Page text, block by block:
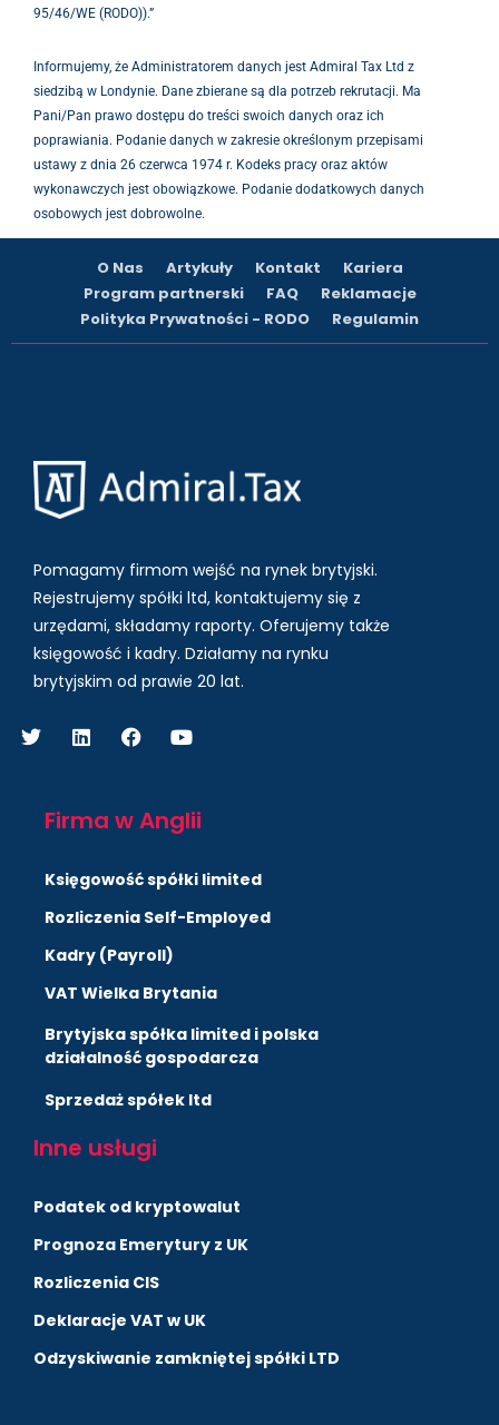
95/46/WE (RODO)).”
Informujemy, że Administratorem danych jest Admiral Tax Ltd z
siedzibą w Londynie. Dane zbierane są dla potrzeb rekrutacji. Ma
Pani/Pan prawo dostępu do treści swoich danych oraz ich
poprawiania. Podanie danych w zakresie określonym przepisami
ustawy z dnia 26 czerwca 1974 r. Kodeks pracy oraz aktów
wykonawczych jest obowiązkowe. Podanie dodatkowych danych
osobowych jest dobrowolne.
O Nas Artykuły Kontakt
Kariera
Program partnerski
FAQ
Reklamacje
Polityka Prywatności - RODO
Regulamin
Pomagamy firmom wejść na rynek brytyjski.
Rejestrujemy spółki ltd, kontaktujemy się z
urzędami, składamy raporty. Oferujemy także
księgowość i kadry. Działamy na rynku
brytyjskim od prawie 20 lat.
Firma w Anglii
Księgowość spółki limited
Rozliczenia Self-Employed
Kadry (Payroll)
VAT Wielka Brytania
Brytyjska spółka limited i polska
działalność gospodarcza
Sprzedaż spółek ltd
Inne usługi
Podatek od kryptowalut
Prognoza Emerytury z UK
Rozliczenia CIS
Deklaracje VAT w UK
Odzyskiwanie zamkniętej spółki LTD